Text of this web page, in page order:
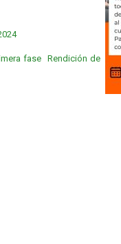
fase Rendición de